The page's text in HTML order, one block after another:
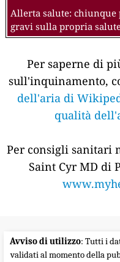
Allerta salute: chiunque
gravi sulla propria
Per saperne di
sull'inquinamento,
dell'aria di
qualità
Per consigli sanitari
Saint Cyr MD di
Avviso di utilizzo: Tutti i
validati al momento della